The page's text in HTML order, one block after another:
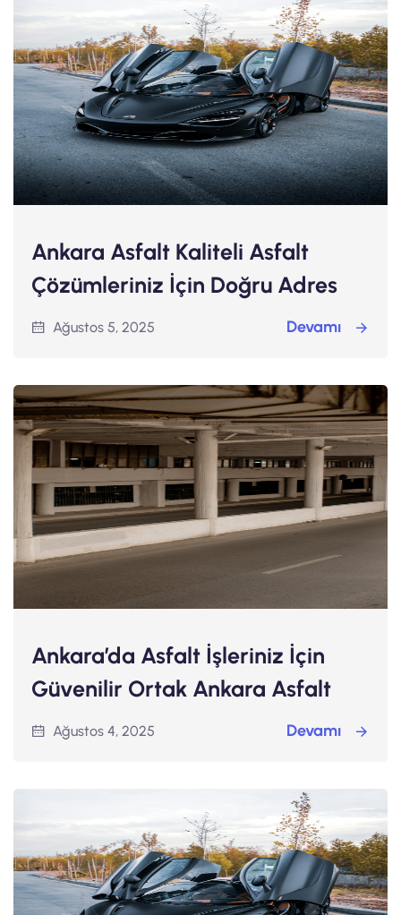
Ankara Asfalt Kaliteli Asfalt
Çözümleriniz İçin Doğru Adres
Ağustos 5, 2025 Devamı
Ankara’da Asfalt İşleriniz İçin
Güvenilir Ortak Ankara Asfalt
Ağustos 4, 2025 Devamı